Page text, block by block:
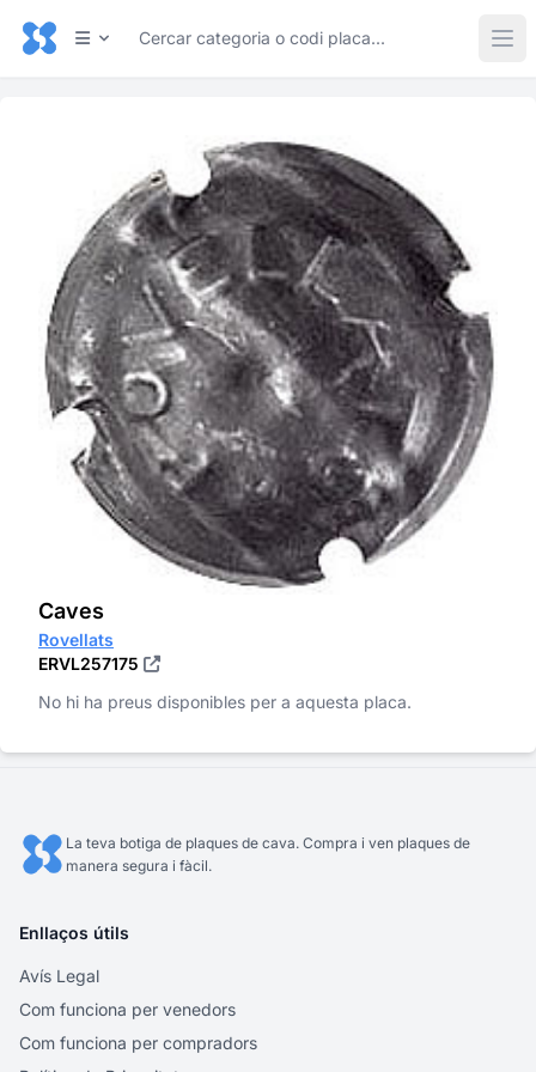
Caves
Rovellats
ERVL257175
No hi ha preus disponibles per a aquesta placa.
La teva botiga de plaques de cava. Compra i ven plaques de
manera segura i fàcil.
Enllaços útils
Avís Legal
Com funciona per venedors
Com funciona per compradors